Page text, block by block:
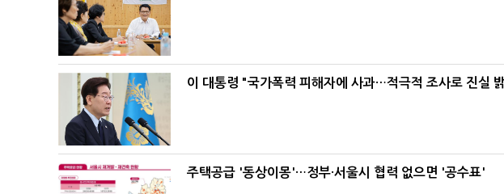
이 대통령 "국가폭력 피해자에 사과…적극적 조사로 진실
주택공급 '동상이몽'…정부·서울시 협력 없으면 '공수표'